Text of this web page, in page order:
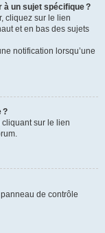
à un sujet spécifique ?
cliquez sur le lien
et en bas des sujets
notification lorsqu’une
?
sur le lien
de contrôle